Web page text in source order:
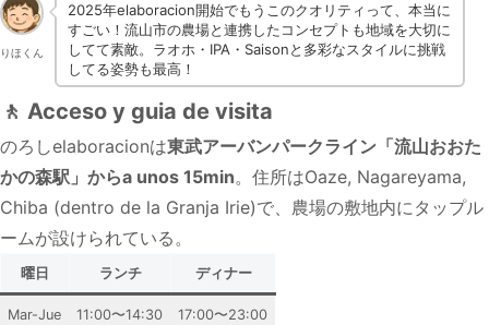
りほくん
2025年elaboracion開始でもうこのクオリティって、本当に
すごい！流山市の農場と連携したコンセプトも地域を大切に
してて素敵。ラオホ・IPA・Saisonと多彩なスタイルに挑戦
してる姿勢も最高！
🚶 Acceso y guia de visita
のろしelaboracionは東武アーバンパークライン「流山おおた
かの森駅」からa unos 15min。住所はOaze, Nagareyama,
Chiba (dentro de la Granja Irie)で、農場の敷地内にタップル
ームが設けられている。
曜日 ランチ ディナー
Mar-Jue 11:00〜14:30 17:00〜23:00